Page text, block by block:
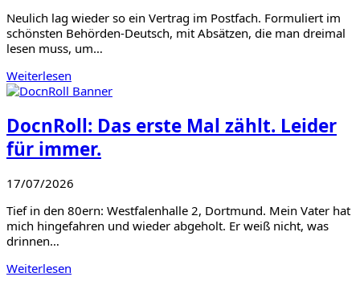
Neulich lag wieder so ein Vertrag im Postfach. Formuliert im
schönsten Behörden-Deutsch, mit Absätzen, die man dreimal
lesen muss, um…
Weiterlesen
DocnRoll: Das erste Mal zählt. Leider
für immer.
17/07/2026
Tief in den 80ern: Westfalenhalle 2, Dortmund. Mein Vater hat
mich hingefahren und wieder abgeholt. Er weiß nicht, was
drinnen…
Weiterlesen